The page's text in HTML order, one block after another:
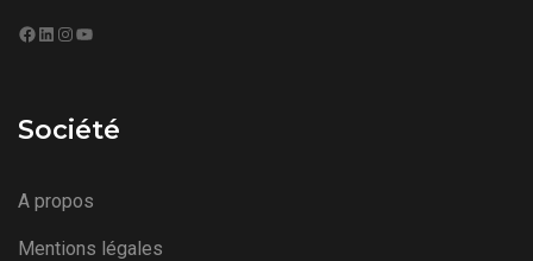
Société
A propos
Mentions légales